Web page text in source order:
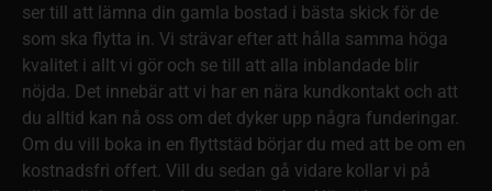
ser till att lämna din gamla bostad i bästa skick för de
som ska flytta in. Vi strävar efter att hålla samma höga
kvalitet i allt vi gör och se till att alla inblandade blir
nöjda. Det innebär att vi har en nära kundkontakt och att
du alltid kan nå oss om det dyker upp några funderingar.
Om du vill boka in en flyttstäd börjar du med att be om en
kostnadsfri offert. Vill du sedan gå vidare kollar vi på